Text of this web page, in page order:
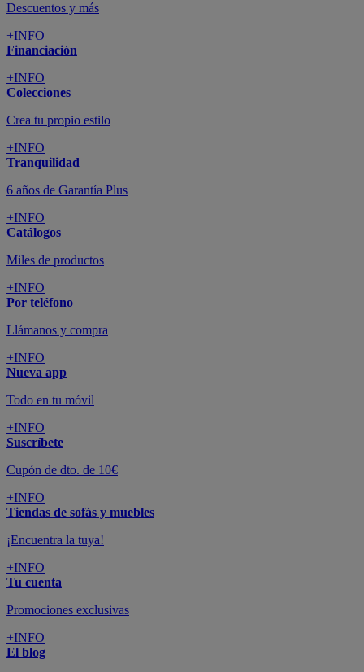
Descuentos y más
+INFO
Financiación
+INFO
Colecciones
Crea tu propio estilo
+INFO
Tranquilidad
6 años de Garantía Plus
+INFO
Catálogos
Miles de productos
+INFO
Por teléfono
Llámanos y compra
+INFO
Nueva app
Todo en tu móvil
+INFO
Suscríbete
Cupón de dto. de 10€
+INFO
Tiendas de sofás y muebles
¡Encuentra la tuya!
+INFO
Tu cuenta
Promociones exclusivas
+INFO
El blog